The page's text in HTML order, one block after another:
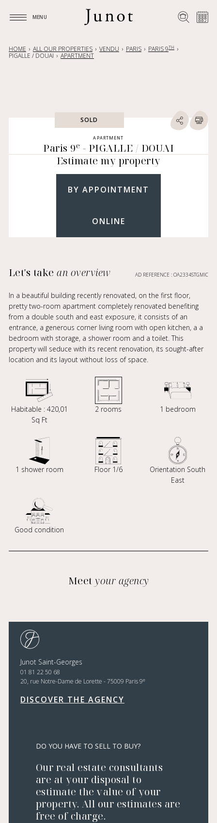
MENU
HOME ALL OUR PROPERTIES VENDU PARIS PARIS 9TH
PIGALLE / DOUAI APARTMENT
SOLD
APARTMENT
Paris 9e - PIGALLE / DOUAI
Estimate my property
BY APPOINTMENT
ONLINE
Let's takean overview AD REFERENCE : OA2334STGMIC
In a beautiful building recently renovated, on the first floor,
pretty two-room apartment completely renovated benefiting
from a double south and east exposure, it consists of an
entrance, a generous corner living room with open kitchen, a a
bedroom with storage, a shower room and a toilet. This
property will seduce with its recent renovation, its sought-after
location and its layout without loss of space.
Habitable : 420,01
Sq Ft
2 rooms 1 bedroom
1 shower room Floor 1/6
Orientation South
East
Good condition
Meet your agency
Junot Saint-Georges
01 81 22 50 68
20, rue Notre-Dame de Lorette - 75009 Paris 9e
DISCOVER THE AGENCY
DO YOU HAVE TO SELL TO BUY?
Our real estate consultants
are at your disposal to
estimate the value of your
property. All our estimates are
free of charge.